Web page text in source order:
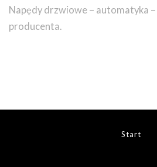
Napędy drzwiowe – automatyka –
producenta.
Start